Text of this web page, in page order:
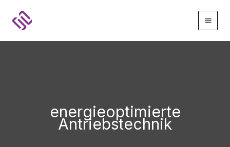
Inhalt
springen
energieoptimierte
Antriebstechnik